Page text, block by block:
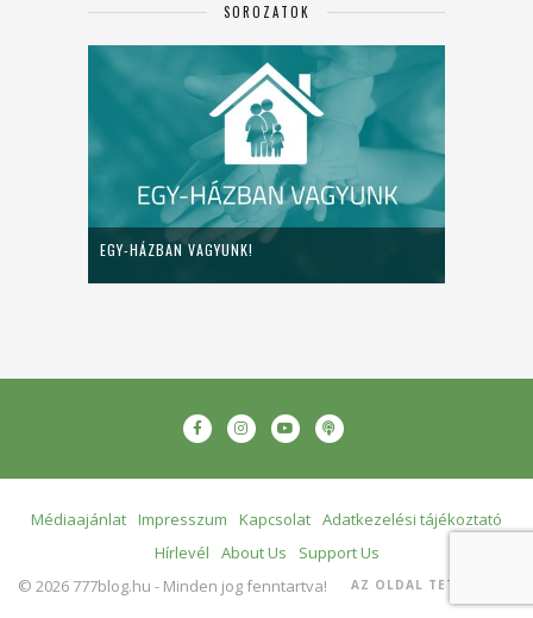
SOROZATOK
EGY-HÁZBAN VAGYUNK!
Médiaajánlat Impresszum Kapcsolat Adatkezelési tájékoztató
Hírlevél
About Us
Support Us
© 2026 777blog.hu - Minden jog fenntartva!
AZ OLDAL TETEJÉRE